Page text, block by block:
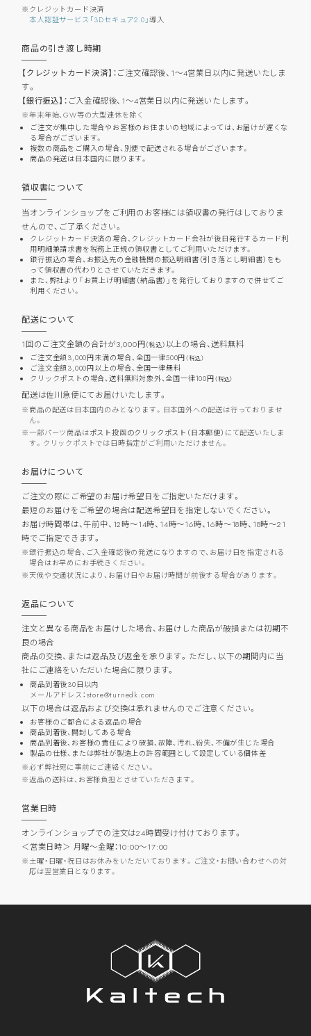
クレジットカード決済
本人認証サービス「3Dセキュア2.0」導入
商品の引き渡し時期
【クレジットカード決済】：ご注文確認後、1～4営業日以内に発送いたしま
す。
【銀行振込】： ご入金確認後、1～4営業日以内に発送いたします。
年末年始、GW等の大型連休を除く
ご注文が集中した場合やお客様のお住まいの地域によっては、お届けが遅くな
る場合がございます。
複数の商品をご購入の場合、別便で配送される場合がございます。
商品の発送は日本国内に限ります。
領収書について
当オンラインショップをご利用のお客様には領収書の発行はしておりま
せんので、ご了承ください。
クレジットカード決済の場合、クレジットカード会社が後日発行するカード利
用明細兼請求書を税務上正規の領収書としてご利用いただけます。
銀行振込の場合、お振込先の金融機関の振込明細書（引き落とし明細書）をも
って領収書の代わりとさせていただきます。
また、弊社より「お買上げ明細書（納品書）」を発行しておりますので併せてご
利用ください。
配送について
1回のご注文金額の合計が3,000円（税込）以上の場合、送料無料
ご注文金額3,000円未満の場合、全国一律500円（税込）
ご注文金額3,000円以上の場合、全国一律無料
クリックポストの場合、送料無料対象外、全国一律100円（税込）
配送は佐川急便にてお届けいたします。
商品の配送は日本国内のみとなります。日本国外への配送は行っておりませ
ん。
一部パーツ商品はポスト投函のクリックポスト（日本郵便） にて配送いたしま
す。クリックポストでは日時指定がご利用いただけません。
お届けについて
ご注文の際にご希望のお届け希望日をご指定いただけます。
最短のお届けをご希望の場合は配送希望日を指定しないでください。
お届け時間帯は、午前中、12時～14時、14時～16時、16時～18時、18時～21
時でご指定できます。
銀行振込の場合、ご入金確認後の発送になりますので、お届け日を指定される
場合はお早めにお手続きください。
天候や交通状況により、お届け日やお届け時間が前後する場合があります。
返品について
注文と異なる商品をお届けした場合、お届けした商品が破損または初期不
良の場合
商品の交換、または返品及び返金を承ります。ただし、以下の期間内に当
社にご連絡をいただいた場合に限ります。
商品到着後30日以内
メールアドレス：store@turnedk.com
以下の場合は返品および交換は承れませんのでご注意ください。
お客様のご都合による返品の場合
商品到着後、開封してある場合
商品到着後、お客様の責任により破損、故障、汚れ、紛失、不備が生じた場合
製品の仕様、または弊社が製造上の許容範囲として設定している個体差
必ず弊社宛に事前にご連絡ください。
返品の送料は、お客様負担とさせていただきます。
営業日時
オンラインショップでの注文は24時間受け付けております。
＜営業日時＞ 月曜～金曜：10:00～17:00
土曜・日曜・祝日はお休みをいただいております。ご注文・お問い合わせへの対
応は翌営業日となります。